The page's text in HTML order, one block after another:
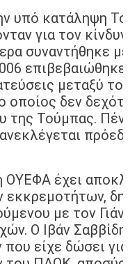
υπό κατάληψη
για τον
συναντήθηκε με
επιβεβαιώθηκε
μεταξύ του
οποίος δεν
της Τούμπας.
ΟΥΕΦΑ έχει
με τον
Ο Ιβάν
είχε δώσει για